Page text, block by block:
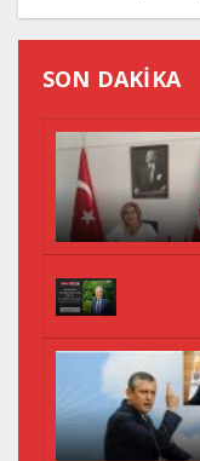
SON DAKİKA